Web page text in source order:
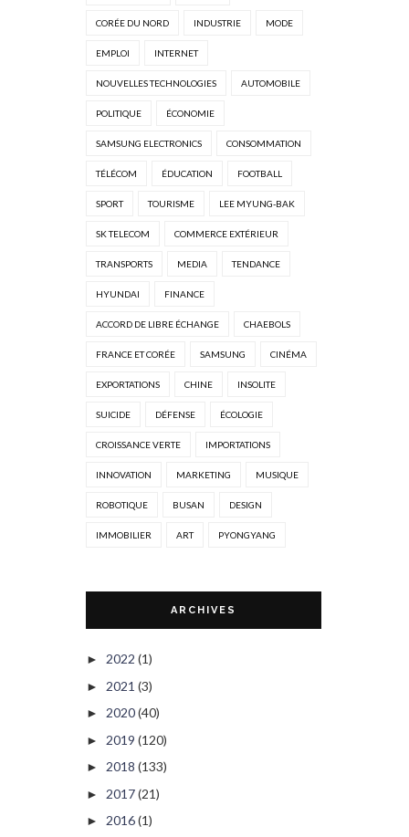
CORÉE DU NORD INDUSTRIE MODE
EMPLOI INTERNET
NOUVELLES TECHNOLOGIES AUTOMOBILE
POLITIQUE ÉCONOMIE
SAMSUNG ELECTRONICS CONSOMMATION
TÉLÉCOM ÉDUCATION FOOTBALL
SPORT TOURISME LEE MYUNG-BAK
SK TELECOM COMMERCE EXTÉRIEUR
TRANSPORTS MEDIA TENDANCE
HYUNDAI FINANCE
ACCORD DE LIBRE ÉCHANGE CHAEBOLS
FRANCE ET CORÉE SAMSUNG CINÉMA
EXPORTATIONS CHINE INSOLITE
SUICIDE DÉFENSE ÉCOLOGIE
CROISSANCE VERTE IMPORTATIONS
INNOVATION MARKETING MUSIQUE
ROBOTIQUE BUSAN DESIGN
IMMOBILIER ART PYONGYANG
ARCHIVES
► 2022 (1)
► 2021 (3)
► 2020(40)
► 2019 (120)
► 2018 (133)
► 2017(21)
► 2016(1)